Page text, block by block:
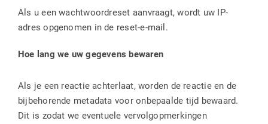
Als u een wachtwoordreset aanvraagt, wordt uw IP-
adres opgenomen in de reset-e-mail.
Hoe lang we uw gegevens bewaren
Als je een reactie achterlaat, worden de reactie en de
bijbehorende metadata voor onbepaalde tijd bewaard.
Dit is zodat we eventuele vervolgopmerkingen